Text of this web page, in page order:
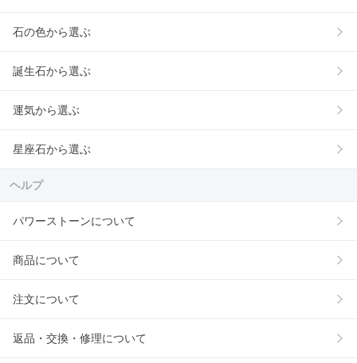
石の色から選ぶ
誕生石から選ぶ
運気から選ぶ
星座石から選ぶ
ヘルプ
パワーストーンについて
商品について
注文について
返品・交換・修理について